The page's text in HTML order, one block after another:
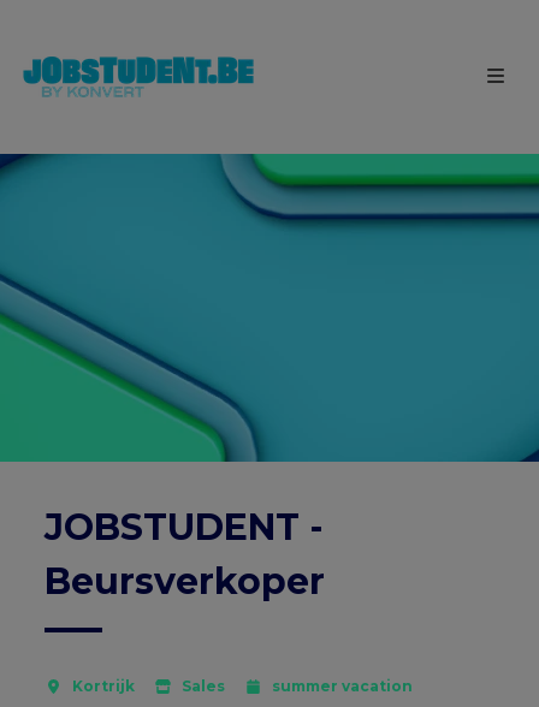
JOBSTUDENT -
Beursverkoper
Kortrijk Sales
summer vacation